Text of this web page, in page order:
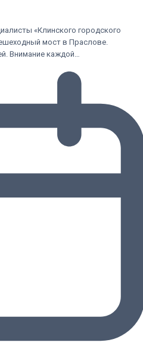
«Клинского городского
мост в Праслове.
Внимание каждой…